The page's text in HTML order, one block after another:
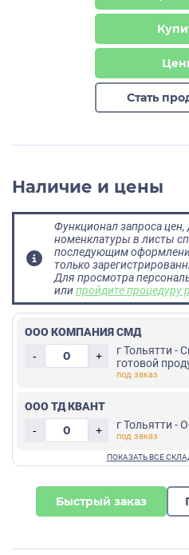
Стать
Наличие и цены
Функционал запроса цен,
номенклатуры в листы
последующим
только
Для просмотра
илипройдите процедуру
ООО КОМПАНИЯ СМД
-
+
г Тольятти -
готовой
ООО ТД КВАНТ
-
+ г Тольятти -
Быстрый заказ